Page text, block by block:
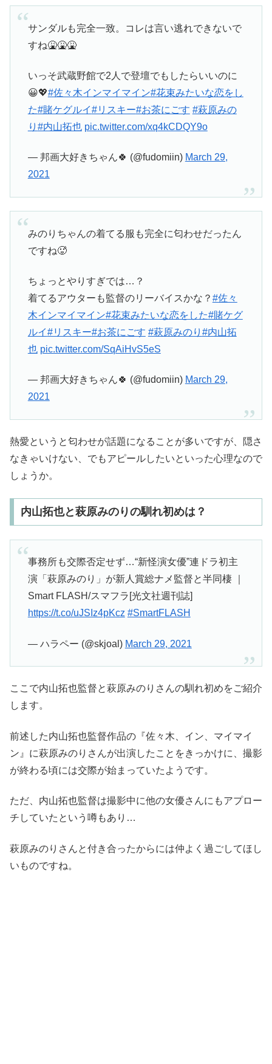
サンダルも完全一致。コレは言い逃れできないで
すね🤮🤮🤮
いっそ武蔵野館で2人で登壇でもしたらいいのに
😀💖#佐々木インマイマイン#花束みたいな恋をし
た#賭ケグルイ#リスキー#お茶にごす #萩原みの
り #内山拓也 pic.twitter.com/xq4kCDQY9o
— 邦画大好きちゃん🍀 (@fudomiin) March 29,
2021
みのりちゃんの着てる服も完全に匂わせだったん
ですね🥵
ちょっとやりすぎでは…？
着てるアウターも監督のリーバイスかな？ #佐々
木インマイマイン#花束みたいな恋をした#賭ケグ
ルイ#リスキー#お茶にごす #萩原みのり #内山拓
也 pic.twitter.com/SqAiHvS5eS
— 邦画大好きちゃん🍀 (@fudomiin) March 29,
2021
熱愛というと匂わせが話題になることが多いですが、隠さ
なきゃいけない、でもアピールしたいといった心理なので
しょうか。
内山拓也と萩原みのりの馴れ初めは？
事務所も交際否定せず…“新怪演女優”連ドラ初主
演「萩原みのり」が新人賞総ナメ監督と半同棲 ｜
Smart FLASH/スマフラ[光文社週刊誌]
https://t.co/uJSIz4pKcz #SmartFLASH
— ハラペー (@skjoal) March 29, 2021
ここで内山拓也監督と萩原みのりさんの馴れ初めをご紹介
します。
前述した内山拓也監督作品の『佐々木、イン、マイマイ
ン』に萩原みのりさんが出演したことをきっかけに、撮影
が終わる頃には交際が始まっていたようです。
ただ、内山拓也監督は撮影中に他の女優さんにもアプロー
チしていたという噂もあり…
萩原みのりさんと付き合ったからには仲よく過ごしてほし
いものですね。